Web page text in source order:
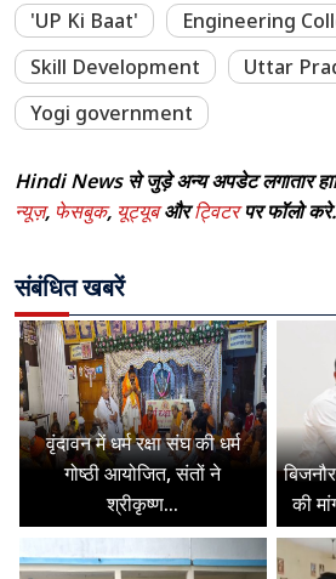
'UP Ki Baat'
Engineering
Skill Development
Uttar
Yogi government
Hindi News से जुड़े अन्य अपडेट लगातार
न्यूज़, फेसबुक, यूट्यूबऔरट्विटरपर फॉलो
संबंधित खबरें
वृंदावन में धर्म रक्षा संघ की धर्म
गोष्ठी आयोजित, संतों ने
श्रीकृष्ण...
की